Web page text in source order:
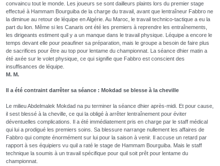
convaincu tout le monde. Les joueurs se sont dailleurs plaints lors du premier stage
effectué à Hammam Bourguiba de la charge du travail, avant que lentraîneur Fabbro ne
la diminue au retour de léquipe en Algérie. Au Maroc, le travail technico-tactique a eu la
part du lion. Même si les Canaris ont été les premiers à reprendre les entraînements,
les dirigeants estiment quil y a un manque dans le travail physique. Léquipe a encore le
temps devant elle pour peaufiner sa préparation, mais le groupe a besoin de faire plus
de sacrifices pour être au top pour lentame du championnat. La séance dhier matin a
été axée sur le volet physique, ce qui signifie que Fabbro est conscient des
insuffisances de léquipe.
M. M.
Il a été contraint darrêter sa séance : Mokdad se blesse à la cheville
Le milieu Abdelmalek Mokdad na pu terminer la séance dhier après-midi. Et pour cause,
il sest blessé à la cheville, ce qui la obligé à arrêter lentraînement pour éviter
déventuelles complications. Il a été immédiatement pris en charge par le staff médical
qui lui a prodigué les premiers soins. Sa blessure narrange nullement les affaires de
Fabbro qui compte énormément sur lui pour la saison à venir. Il accuse un retard par
rapport à ses équipiers vu quil a raté le stage de Hammam Bourguiba. Mais le staff
technique la soumis à un travail spécifique pour quil soit prêt pour lentame du
championnat.